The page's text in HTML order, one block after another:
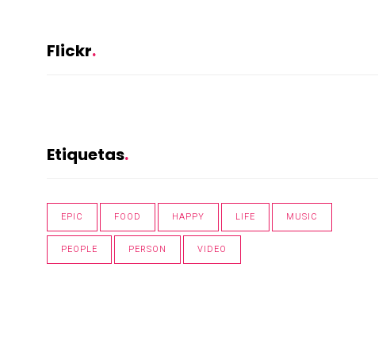
Flickr
Etiquetas
EPIC FOOD HAPPY LIFE MUSIC
PEOPLE PERSON VIDEO